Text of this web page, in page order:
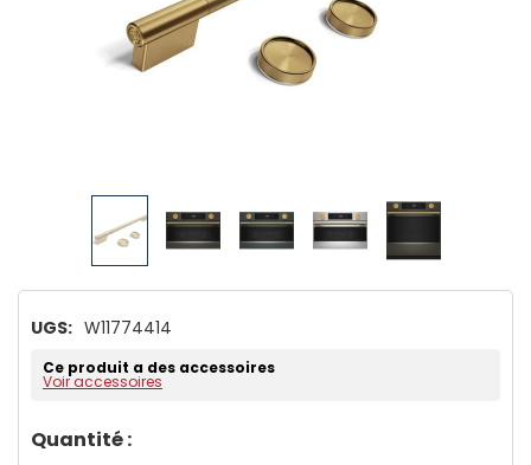
UGS: W11774414
Ce produit a des accessoires
Voir accessoires
Dépêchez-
Quantité :